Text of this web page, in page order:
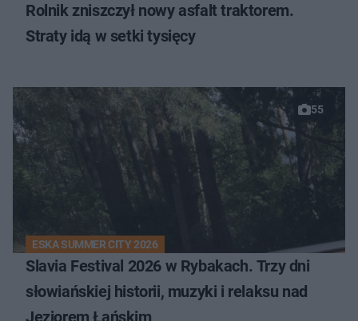
Rolnik zniszczył nowy asfalt traktorem.
Straty idą w setki tysięcy
55
ESKA SUMMER CITY 2026
Slavia Festival 2026 w Rybakach. Trzy dni
słowiańskiej historii, muzyki i relaksu nad
Jeziorem Łańskim